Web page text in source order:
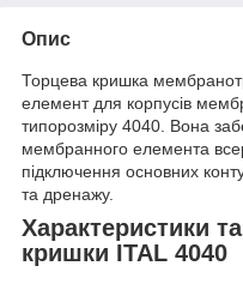
Опис
Торцева кришка
елемент для корпусів
типорозміру 4040. Вона
мембранного елемента
підключення основних
та дренажу.
Характеристики
кришки ITAL 4040